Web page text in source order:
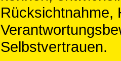
Rücksichtnahme,
Selbstvertrauen.